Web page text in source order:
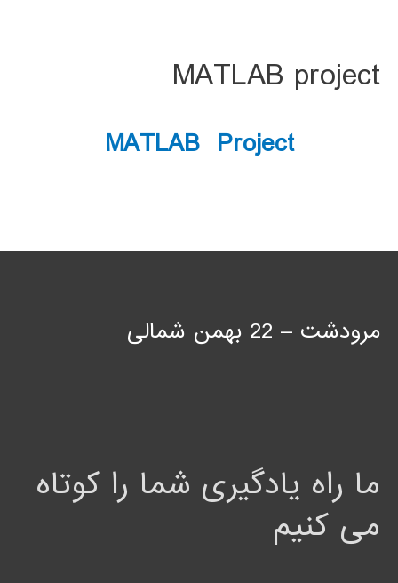
MATLAB project
MATLAB Project
مرودشت – 22 بهمن شمالی
ما راه یادگیری شما را کوتاه
می کنیم